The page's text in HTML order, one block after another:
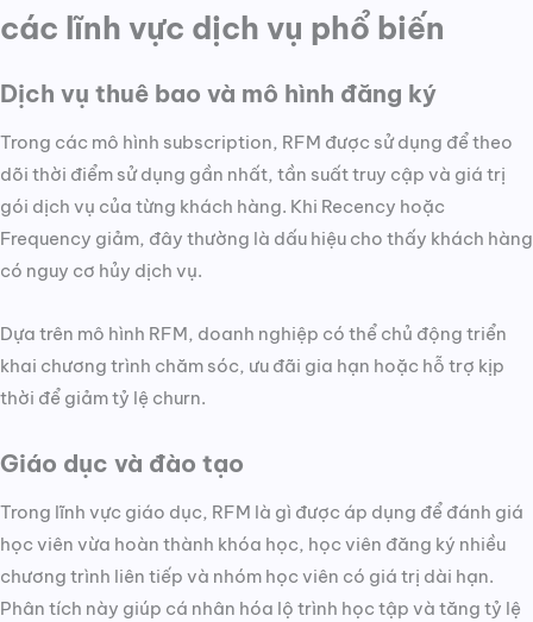
các lĩnh vực dịch vụ phổ biến
Dịch vụ thuê bao và mô hình đăng ký
Trong các mô hình subscription, RFM được sử dụng để theo
dõi thời điểm sử dụng gần nhất, tần suất truy cập và giá trị
gói dịch vụ của từng khách hàng. Khi Recency hoặc
Frequency giảm, đây thường là dấu hiệu cho thấy khách hàng
có nguy cơ hủy dịch vụ.
Dựa trên mô hình RFM, doanh nghiệp có thể chủ động triển
khai chương trình chăm sóc, ưu đãi gia hạn hoặc hỗ trợ kịp
thời để giảm tỷ lệ churn.
Giáo dục và đào tạo
Trong lĩnh vực giáo dục, RFM là gì được áp dụng để đánh giá
học viên vừa hoàn thành khóa học, học viên đăng ký nhiều
chương trình liên tiếp và nhóm học viên có giá trị dài hạn.
Phân tích này giúp cá nhân hóa lộ trình học tập và tăng tỷ lệ